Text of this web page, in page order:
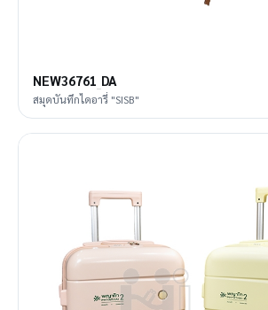
NEW36761_DA
สมุดบันทึกไดอารี่ "SISB"